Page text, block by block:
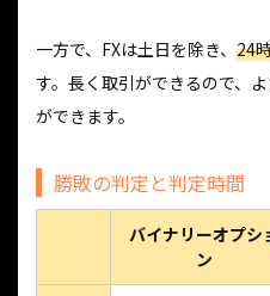
一方で、FXは土日を除き、 24
す。長く取引ができるので、
ができます。
勝敗の判定と判定時間
バイナリーオプシ
ン